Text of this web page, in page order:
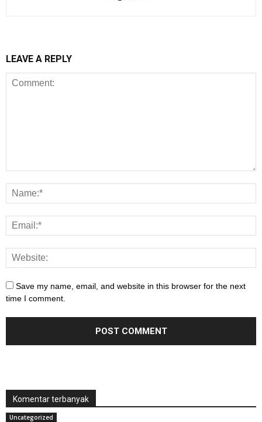
LEAVE A REPLY
Save my name, email, and website in this browser for the next
time I comment.
Komentar terbanyak
Uncategorized